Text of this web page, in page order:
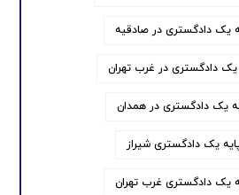
یک دادگستری در صادقیه
یک دادگستری در غرب تهران
یک دادگستری در همدان
یک دادگستری شیراز
یک دادگستری غرب تهران